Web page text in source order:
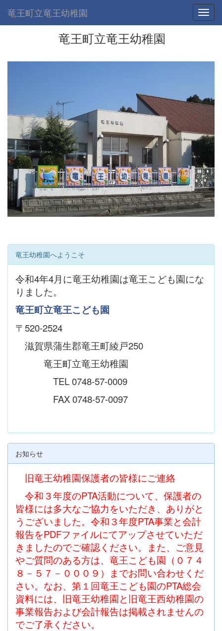
竜王町立竜王幼稚園
竜王町立竜王幼稚園
竜王幼稚園へようこそ
令和4年4月に竜王幼稚園は竜王こども園にな
りました。
竜王町立竜王こども園
〒520-2524
滋賀県蒲生郡竜王町綾戸250
竜王町立竜王幼稚園
TEL 0748-57-0009
FAX 0748-57-0097
お知らせ
旧竜王幼稚園保護者の皆様にご連絡
令和３年度のPTA活動について、保護者の
皆様には多大なご協力をいただき、ありがと
うございました。令和３年度PTA事業と会計
報告をPDFファイルにてアップさせていただ
きましたのでご確認ください。また、ご意見
やご質問のある方は、竜王こども園（０７４
８－５７－０００９）までお問い合わせくだ
さい。なお、第１回竜王こども園のPTA総会
資料には、旧竜王幼稚園と旧竜王西幼稚園の
事業報告および会計報告は掲載されませんの
でご了承ください。